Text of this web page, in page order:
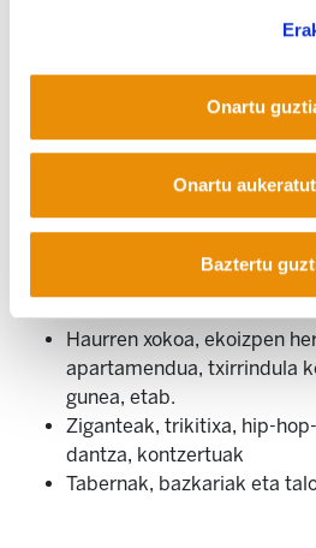
Onartu
Onartu
Baztertu
Donibane Garazin
Biharko
Hitzaldiak eta lekukotasun
11 eremu tematiko,
erakusketa praktikoak eta
Haurren xokoa, ekoizpen
apartamendua, txirrindula
gunea, etab.
Ziganteak, trikitixa, hip-
dantza, kontzertuak
Tabernak, bazkariak eta